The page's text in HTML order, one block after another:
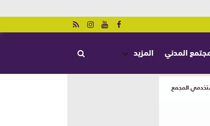
المدني المزيد